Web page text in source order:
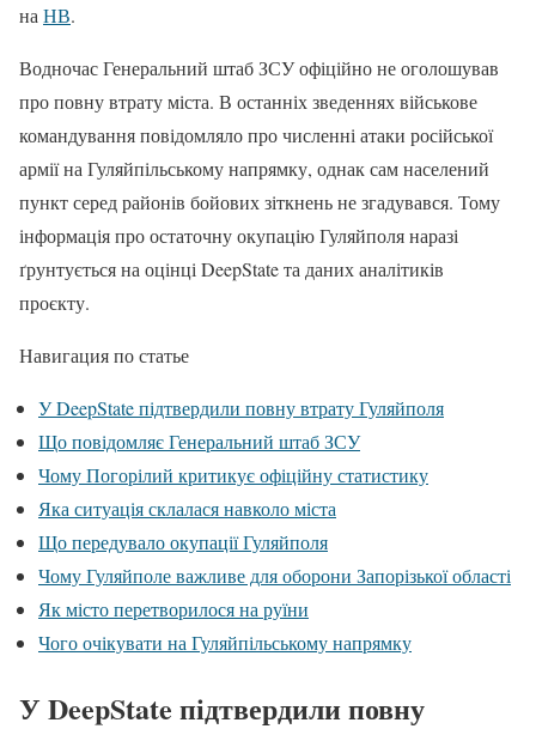
на НВ.
Водночас Генеральний штаб ЗСУ офіційно не оголошував
про повну втрату міста. В останніх зведеннях військове
командування повідомляло про численні атаки російської
армії на Гуляйпільському напрямку, однак сам населений
пункт серед районів бойових зіткнень не згадувався. Тому
інформація про остаточну окупацію Гуляйполя наразі
ґрунтується на оцінці DeepState та даних аналітиків
проєкту.
Навигация по статье
У DeepState підтвердили повну втрату Гуляйполя
Що повідомляє Генеральний штаб ЗСУ
Чому Погорілий критикує офіційну статистику
Яка ситуація склалася навколо міста
Що передувало окупації Гуляйполя
Чому Гуляйполе важливе для оборони Запорізької області
Як місто перетворилося на руїни
Чого очікувати на Гуляйпільському напрямку
У DeepState підтвердили повну